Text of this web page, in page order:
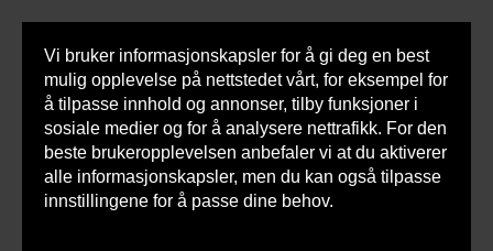
Vi bruker informasjonskapsler for å gi deg en best
mulig opplevelse på nettstedet vårt, for eksempel for
å tilpasse innhold og annonser, tilby funksjoner i
sosiale medier og for å analysere nettrafikk. For den
beste brukeropplevelsen anbefaler vi at du aktiverer
alle informasjonskapsler, men du kan også tilpasse
innstillingene for å passe dine behov.
Du
her:
Armatec > Produkter > Varmesystemer >
Olje og
gass
> GT 330 støpejernskjele >
GT 339
støpejernskjele uten panel, sammentrukket 115878